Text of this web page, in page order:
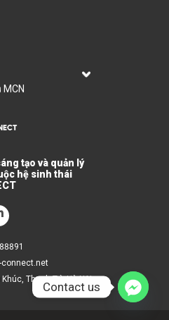
tạo và quản lý
hệ sinh thái
Thanh Trì, Hà Nội
MCN
Contact us